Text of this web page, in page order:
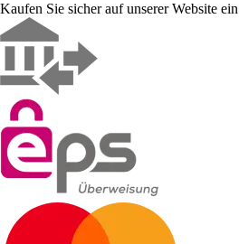
Kaufen Sie sicher auf unserer Website ein